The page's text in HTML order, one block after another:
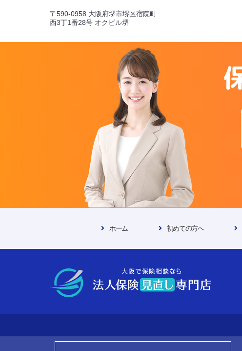
〒590-0958 大阪府堺市堺区宿院町
西3丁1番28号 オクビル堺
ホーム 初めての方へ